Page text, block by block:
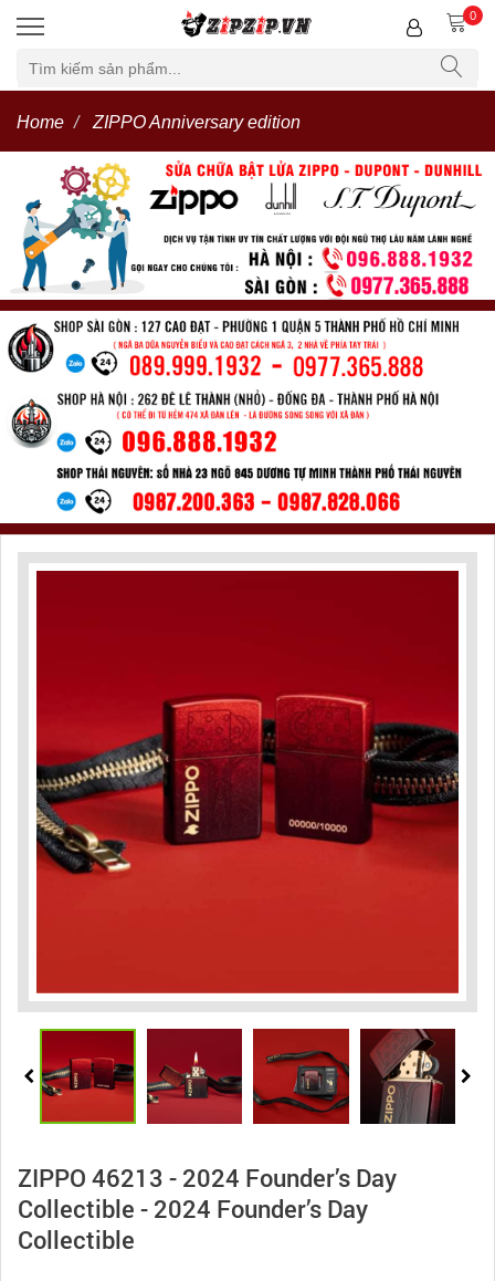
0
Home ZIPPO Anniversary edition
ZIPPO 46213 - 2024 Founder’s Day
Collectible - 2024 Founder’s Day
Collectible